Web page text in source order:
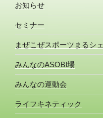
お知らせ
セミナー
まぜこぜスポーツまるシェ
みんなのASOBI場
みんなの運動会
ライフキネティック